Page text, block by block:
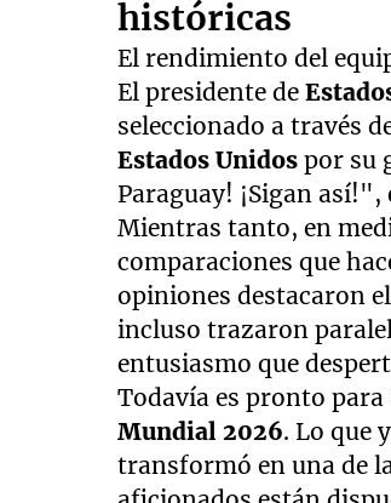
históricas
El rendimiento del
El presidente de
seleccionado a través
Estados Unidos por su
Paraguay! ¡Sigan
Mientras tanto, en
comparaciones que
opiniones destacaron
incluso trazaron
entusiasmo que
Todavía es pronto
Mundial 2026. Lo que
transformó en una de